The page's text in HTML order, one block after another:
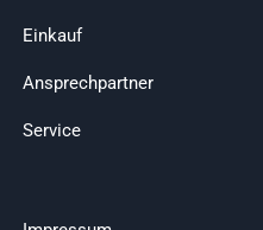
Einkauf
Ansprechpartner
Service